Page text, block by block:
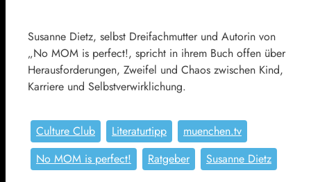
Susanne Dietz, selbst Dreifachmutter und Autorin von
„No MOM is perfect!, spricht in ihrem Buch offen über
Herausforderungen, Zweifel und Chaos zwischen Kind,
Karriere und Selbstverwirklichung.
Culture Club Literaturtipp
muenchen.tv
No MOM is perfect!
Ratgeber Susanne Dietz